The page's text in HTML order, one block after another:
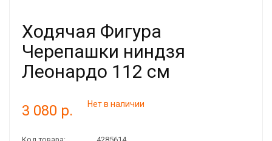
Ходячая Фигура
Черепашки ниндзя
Леонардо 112 см
3 080 р. Нет в наличии